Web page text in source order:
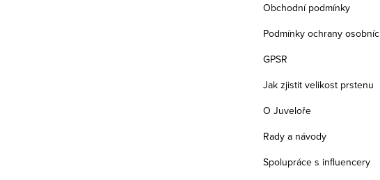
Obchodní podmínky
Podmínky ochrany
GPSR
Jak zjistit velikost prstenu
O Juveloře
Rady a návody
Spolupráce s influencery